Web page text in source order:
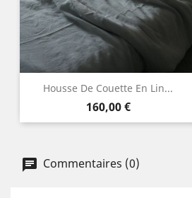
Housse De Couette En Lin...
Prix
160,00 €
Commentaires (0)